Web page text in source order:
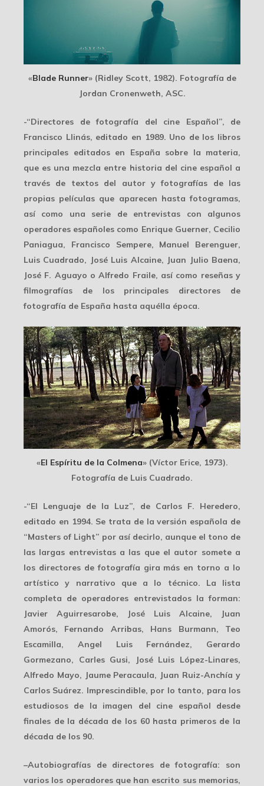
«Blade Runner» (Ridley Scott, 1982). Fotografía de
Jordan Cronenweth, ASC.
-“Directores de fotografía del cine Español”, de
Francisco Llinás, editado en 1989. Uno de los libros
principales editados en España sobre la materia,
que es una mezcla entre historia del cine español a
través de textos del autor y fotografías de las
propias películas que aparecen hasta fotogramas,
así como una serie de entrevistas con algunos
operadores españoles como Enrique Guerner, Cecilio
Paniagua, Francisco Sempere, Manuel Berenguer,
Luis Cuadrado, José Luis Alcaine, Juan Julio Baena,
José F. Aguayo o Alfredo Fraile, así como reseñas y
filmografías de los principales directores de
fotografía de España hasta aquélla época.
«El Espíritu de la Colmena» (Víctor Erice, 1973).
Fotografía de Luis Cuadrado.
-“El Lenguaje de la Luz”, de Carlos F. Heredero,
editado en 1994. Se trata de la versión española de
“Masters of Light” por así decirlo, aunque el tono de
las largas entrevistas a las que el autor somete a
los directores de fotografía gira más en torno a lo
artístico y narrativo que a lo técnico. La lista
completa de operadores entrevistados la forman:
Javier Aguirresarobe, José Luis Alcaine, Juan
Amorós, Fernando Arribas, Hans Burmann, Teo
Escamilla, Angel Luis Fernández, Gerardo
Gormezano, Carles Gusi, José Luis López-Linares,
Alfredo Mayo, Jaume Peracaula, Juan Ruiz-Anchía y
Carlos Suárez. Imprescindible, por lo tanto, para los
estudiosos de la imagen del cine español desde
finales de la década de los 60 hasta primeros de la
década de los 90.
–Autobiografías de directores de fotografía: son
varios los operadores que han escrito sus memorias,